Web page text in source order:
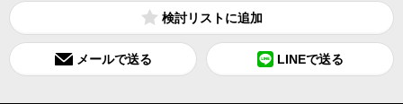
検討リスト
メールで送る LINEで送る